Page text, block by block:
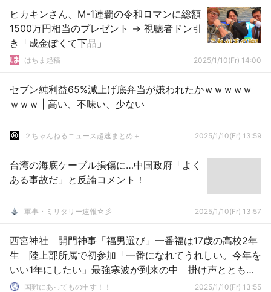
ヒカキンさん、M-1連覇の令和ロマンに総額
1500万円相当のプレゼント → 視聴者ドン引
き「成金ぽくて下品」
はちま起稿 2025/1/10(Fr) 14:00
セブン純利益65%減上げ底弁当が嫌われたかｗｗｗｗｗ
ｗｗｗ | 高い、不味い、少ない
２ちゃんねるニュース超速まとめ＋ 2025/1/10(Fr) 13:59
台湾の海底ケーブル損傷に…中国政府「よく
ある事故だ」と反論コメント！
軍事・ミリタリー速報☆彡 2025/1/10(Fr) 13:57
西宮神社 開門神事「福男選び」一番福は17歳の高校2年
生 陸上部所属で初参加「一番になれてうれしい。今年を
いい1年にしたい」最強寒波が到来の中 掛け声とともに
参加者ら疾走 1/10
国難にあってもの申す！！ 2025/1/10(Fr) 13:55